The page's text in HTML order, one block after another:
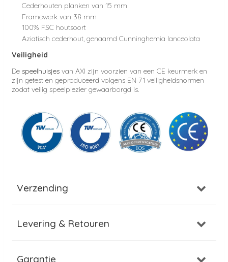
Cederhouten planken van 15 mm
Framewerk van 38 mm
100% FSC houtsoort
Aziatisch cederhout, genaamd Cunninghemia lanceolata
Veiligheid
De speelhuisjes van AXI zijn voorzien van een CE keurmerk en
zijn getest en geproduceerd volgens EN 71 veiligheidsnormen
zodat veilig speelplezier gewaarborgd is.
Verzending
Levering & Retouren
Garantie